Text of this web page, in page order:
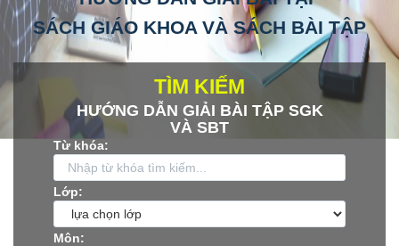
Xu hướng ngành nghề
$ Nạp tiền
SÁCH GIÁO KHOA VÀ SÁCH BÀI TẬP
TÌM KIẾM
HƯỚNG DẪN GIẢI BÀI TẬP SGK
VÀ SBT
Từ khóa:
Lớp:
Môn: